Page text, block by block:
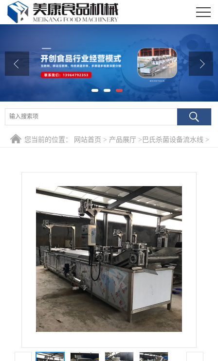
公司介绍
公司动态
产品展厅
联系我们
您当前的位置： 网站首页 > 产品展厅 > 巴氏杀菌设备流水线 >